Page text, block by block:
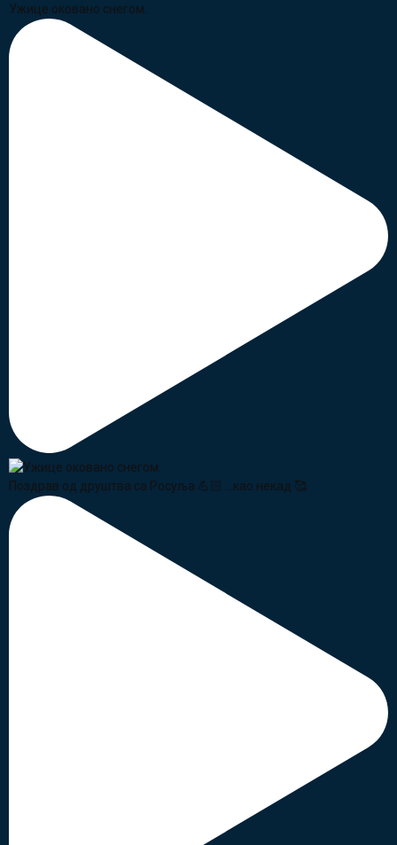
Ужице оковано снегом.
Поздрав од друштва са Росуља 💪🏻 ...као некад 🥰